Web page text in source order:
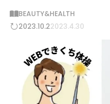
BEAUTY&HEALTH
2023.10.22023.4.30